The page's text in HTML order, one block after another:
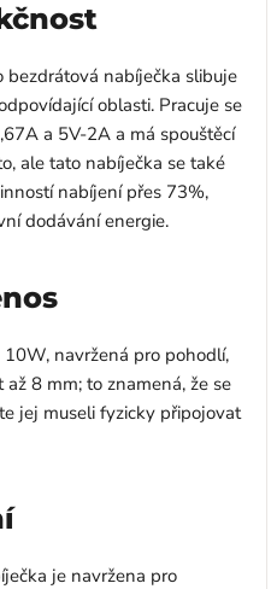
nabíječka slibuje
oblasti. Pracuje se
a 5V-2A a má spouštěcí
ale tato nabíječka se také
nabíjení přes 73%,
dodávání energie.
navržená pro pohodlí,
8 mm; to znamená, že se
jej museli fyzicky připojovat
je navržena pro